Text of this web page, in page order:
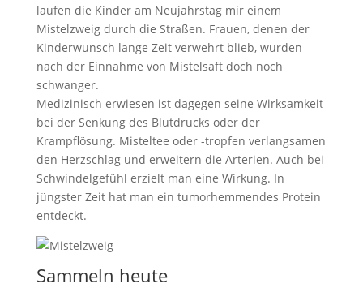
laufen die Kinder am Neujahrstag mir einem
Mistelzweig durch die Straßen. Frauen, denen der
Kinderwunsch lange Zeit verwehrt blieb, wurden
nach der Einnahme von Mistelsaft doch noch
schwanger.
Medizinisch erwiesen ist dagegen seine Wirksamkeit
bei der Senkung des Blutdrucks oder der
Krampflösung. Misteltee oder -tropfen verlangsamen
den Herzschlag und erweitern die Arterien. Auch bei
Schwindelgefühl erzielt man eine Wirkung. In
jüngster Zeit hat man ein tumorhemmendes Protein
entdeckt.
Sammeln heute